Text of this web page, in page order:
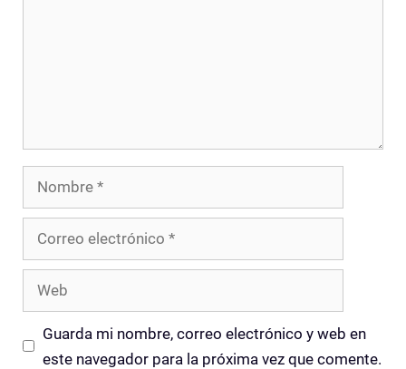
Nombre
Correo
Web
Guarda mi nombre, correo electrónico y web en
este navegador para la próxima vez que comente.